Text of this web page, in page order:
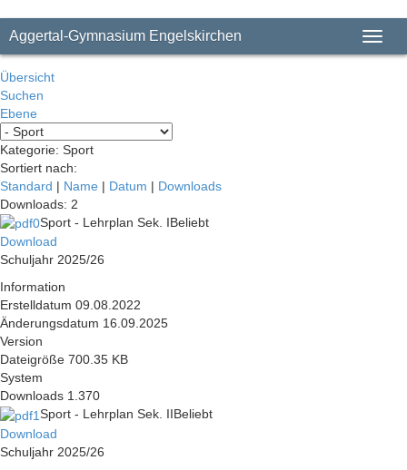
Aggertal-Gymnasium Engelskirchen
Übersicht
Suchen
Ebene
Kategorie: Sport
Sortiert nach:
Standard | Name | Datum | Downloads
Downloads: 2
Sport - Lehrplan Sek. IBeliebt
Download
Schuljahr 2025/26
Information
Erstelldatum 09.08.2022
Änderungsdatum 16.09.2025
Version
Dateigröße 700.35 KB
System
Downloads 1.370
Sport - Lehrplan Sek. IIBeliebt
Download
Schuljahr 2025/26